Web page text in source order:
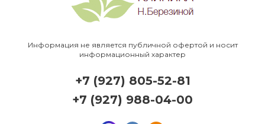
Информация не является публичной офертой и носит
информационный характер
+7 (927) 805-52-81
+7 (927) 988-04-00